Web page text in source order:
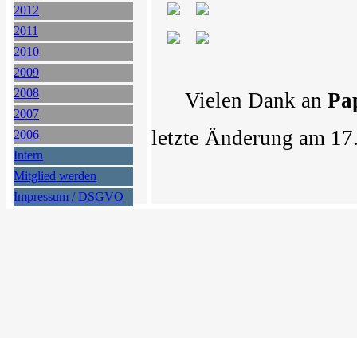
2012
2011
2010
2009
2008
2007
2006
Intern
Mitglied werden
Impressum / DSGVO
Vielen Dank an
letzte Änderung am